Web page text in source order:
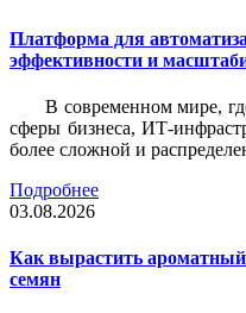
Платформа для
эффективности и
В современном мире,
сферы бизнеса, ИТ-
более сложной и
Подробнее
03.08.2026
Как вырастить
семян